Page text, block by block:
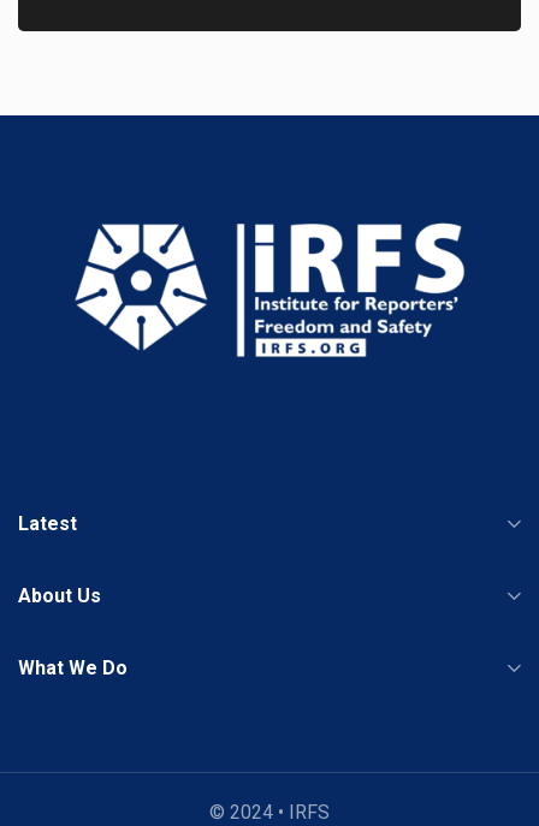
Latest
About Us
What We Do
© 2024 • IRFS